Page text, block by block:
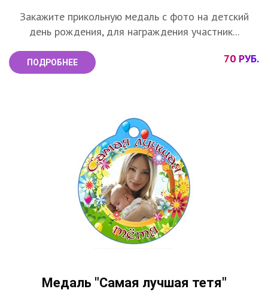
Закажите прикольную медаль с фото на детский
день рождения, для награждения участник...
ПОДРОБНЕЕ 70 РУБ.
Медаль "Самая лучшая тетя"